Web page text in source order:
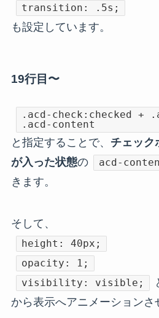
transition: .5s;
も設定しています。
19行目〜
.acd-check:checked +
.acd-content
と指定することで、 チェック
が入った状態の acd-
きます。
そして、
height: 40px;
opacity: 1;
visibility: visible;
から表示へアニメーションさ